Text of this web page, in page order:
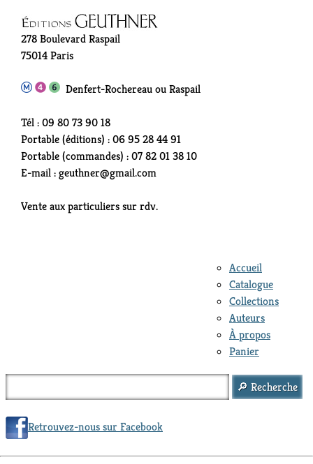
278 Boulevard Raspail
75014 Paris
Denfert-Rochereau ou Raspail
Tél : 09 80 73 90 18
Portable (éditions) : 06 95 28 44 91
Portable (commandes) : 07 82 01 38 10
E-mail : geuthner@gmail.com
Vente aux particuliers sur rdv.
Accueil
Catalogue
Collections
Auteurs
À propos
Panier
Retrouvez-nous sur Facebook